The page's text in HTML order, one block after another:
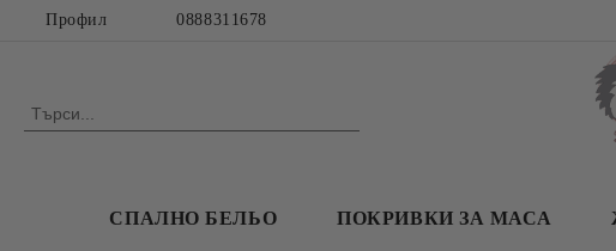
Профил 0888311678
СПАЛНО БЕЛЬО ПОКРИВКИ ЗА МАСА